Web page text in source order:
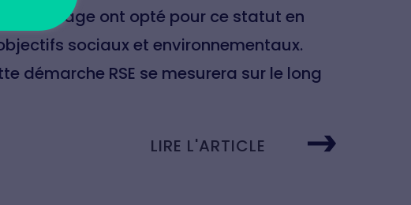
courtage ont opté pour ce statut en
sociaux et environnementaux.
démarche RSE se mesurera sur le long
LIRE L'ARTICLE